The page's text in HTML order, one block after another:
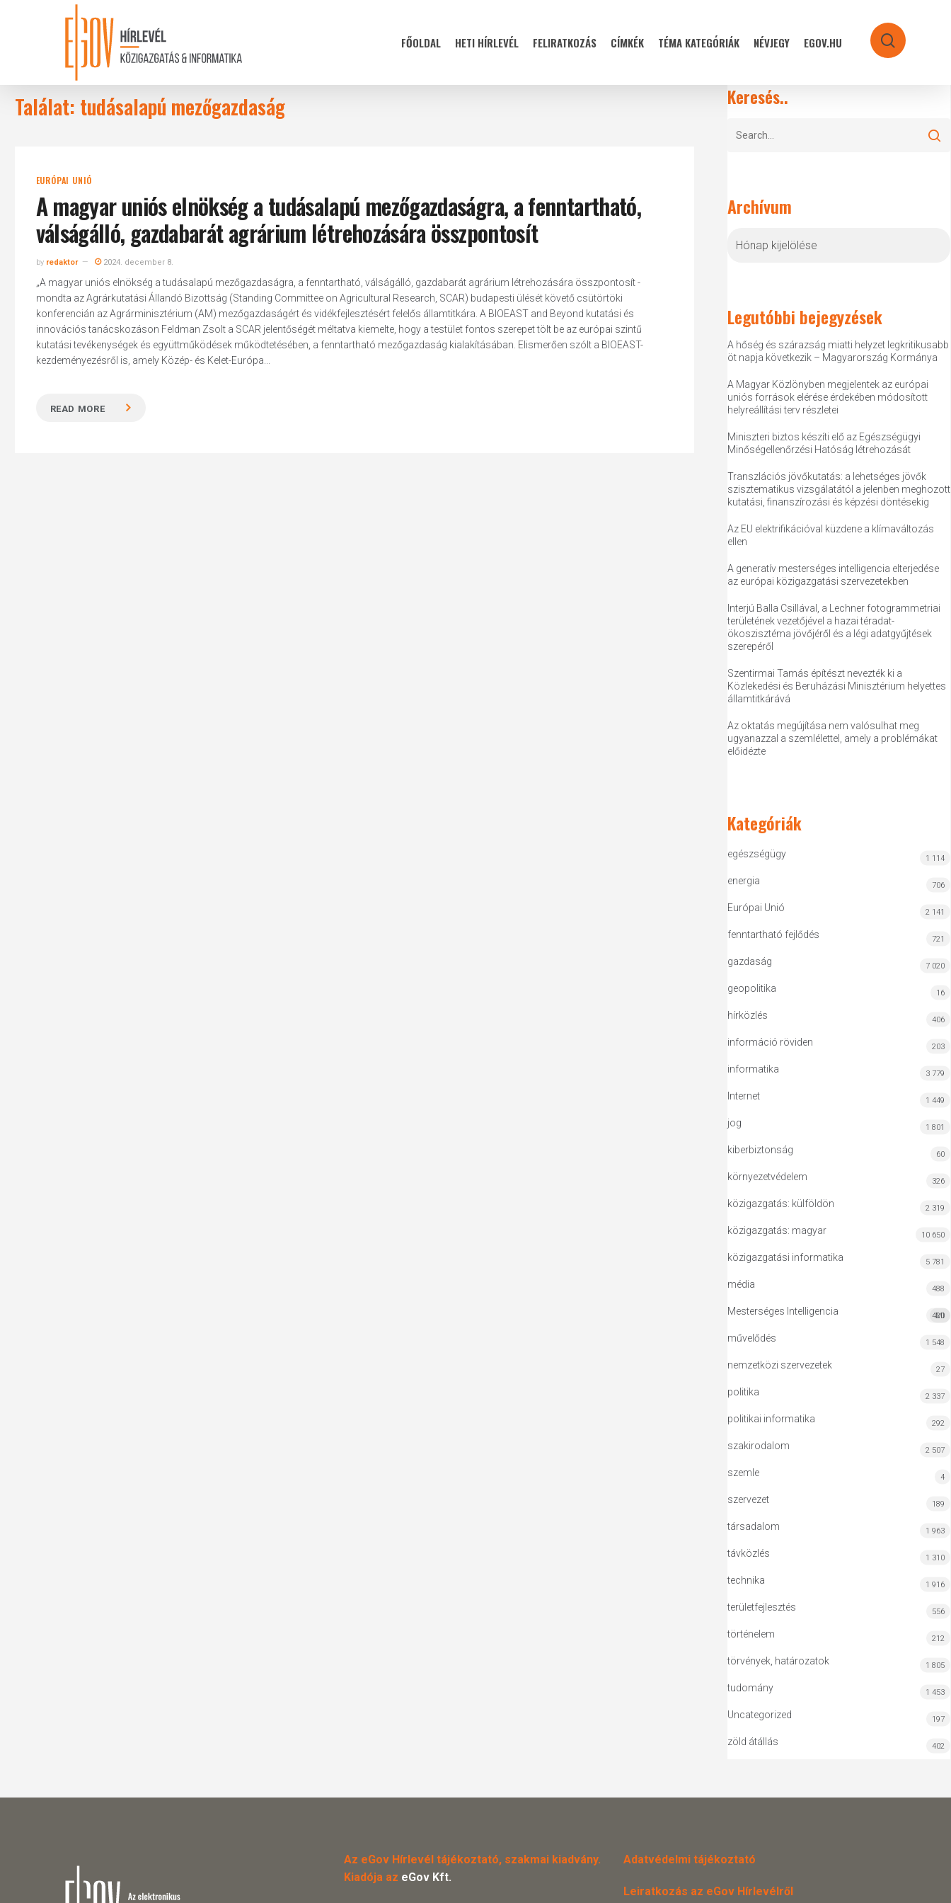
Hit enter to search or ESC to close
FŐOLDAL HETI HÍRLEVÉL FELIRATKOZÁS CÍMKÉK TÉMA KATEGÓRIÁK NÉVJEGY EGOV.HU search
Találat: tudásalapú mezőgazdaság
EURÓPAI UNIÓ
A magyar uniós elnökség a tudásalapú mezőgazdaságra, a fenntartható,
válságálló, gazdabarát agrárium létrehozására összpontosít
by redaktor 2024. december 8.
„A magyar uniós elnökség a tudásalapú mezőgazdaságra, a fenntartható, válságálló, gazdabarát agrárium létrehozására összpontosít -
mondta az Agrárkutatási Állandó Bizottság (Standing Committee on Agricultural Research, SCAR) budapesti ülését követő csütörtöki
konferencián az Agrárminisztérium (AM) mezőgazdaságért és vidékfejlesztésért felelős államtitkára. A BIOEAST and Beyond kutatási és
innovációs tanácskozáson Feldman Zsolt a SCAR jelentőségét méltatva kiemelte, hogy a testület fontos szerepet tölt be az európai szintű
kutatási tevékenységek és együttműködések működtetésében, a fenntartható mezőgazdaság kialakításában. Elismerően szólt a BIOEAST-
kezdeményezésről is, amely Közép- és Kelet-Európa...
READ MORE
Keresés..
Archívum
Legutóbbi bejegyzések
A hőség és szárazság miatti helyzet legkritikusabb
öt napja következik – Magyarország Kormánya
A Magyar Közlönyben megjelentek az európai
uniós források elérése érdekében módosított
helyreállítási terv részletei
Miniszteri biztos készíti elő az Egészségügyi
Minőségellenőrzési Hatóság létrehozását
Transzlációs jövőkutatás: a lehetséges jövők
szisztematikus vizsgálatától a jelenben meghozott
kutatási, finanszírozási és képzési döntésekig
Az EU elektrifikációval küzdene a klímaváltozás
ellen
A generatív mesterséges intelligencia elterjedése
az európai közigazgatási szervezetekben
Interjú Balla Csillával, a Lechner fotogrammetriai
területének vezetőjével a hazai téradat-
ökoszisztéma jövőjéről és a légi adatgyűjtések
szerepéről
Szentirmai Tamás építészt nevezték ki a
Közlekedési és Beruházási Minisztérium helyettes
államtitkárává
Az oktatás megújítása nem valósulhat meg
ugyanazzal a szemlélettel, amely a problémákat
előidézte
Kategóriák
egészségügy 1 114
energia 706
Európai Unió 2 141
fenntartható fejlődés 721
gazdaság 7 020
geopolitika 16
hírközlés 406
információ röviden 203
informatika 3 779
Internet 1 449
jog 1 801
kiberbiztonság 60
környezetvédelem 326
közigazgatás: külföldön 2 319
közigazgatás: magyar 10 650
közigazgatási informatika 5 781
média 488
Mesterséges Intelligencia MI
420
művelődés 1 548
nemzetközi szervezetek 27
politika 2 337
politikai informatika 292
szakirodalom 2 507
szemle 4
szervezet 189
társadalom 1 963
távközlés 1 310
technika 1 916
területfejlesztés 556
történelem 212
törvények, határozatok 1 805
tudomány 1 453
Uncategorized 197
zöld átállás 402
Az eGov Hírlevél tájékoztató, szakmai kiadvány.
Kiadója az eGov Kft.
Adatvédelmi tájékoztató
Leiratkozás az eGov Hírlevélről